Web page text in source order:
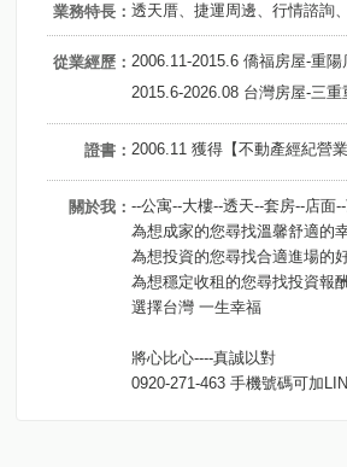
業務特長： 透天厝、捷運周邊、行情諮詢
從業經歷： 2006.11-2015.6 僑福房屋-重
2015.6-2026.08 台灣房屋-三
證書： 2006.11 獲得【不動產經紀營
關於我： --公寓--大樓--透天--套房--店面
為想成家的您尋找溫馨舒適的
為想投資的您尋找合適進場的
為想穩定收租的您尋找投資報
選擇台灣 一生幸福
將心比心----真誠以對
0920-271-463 手機號碼可加